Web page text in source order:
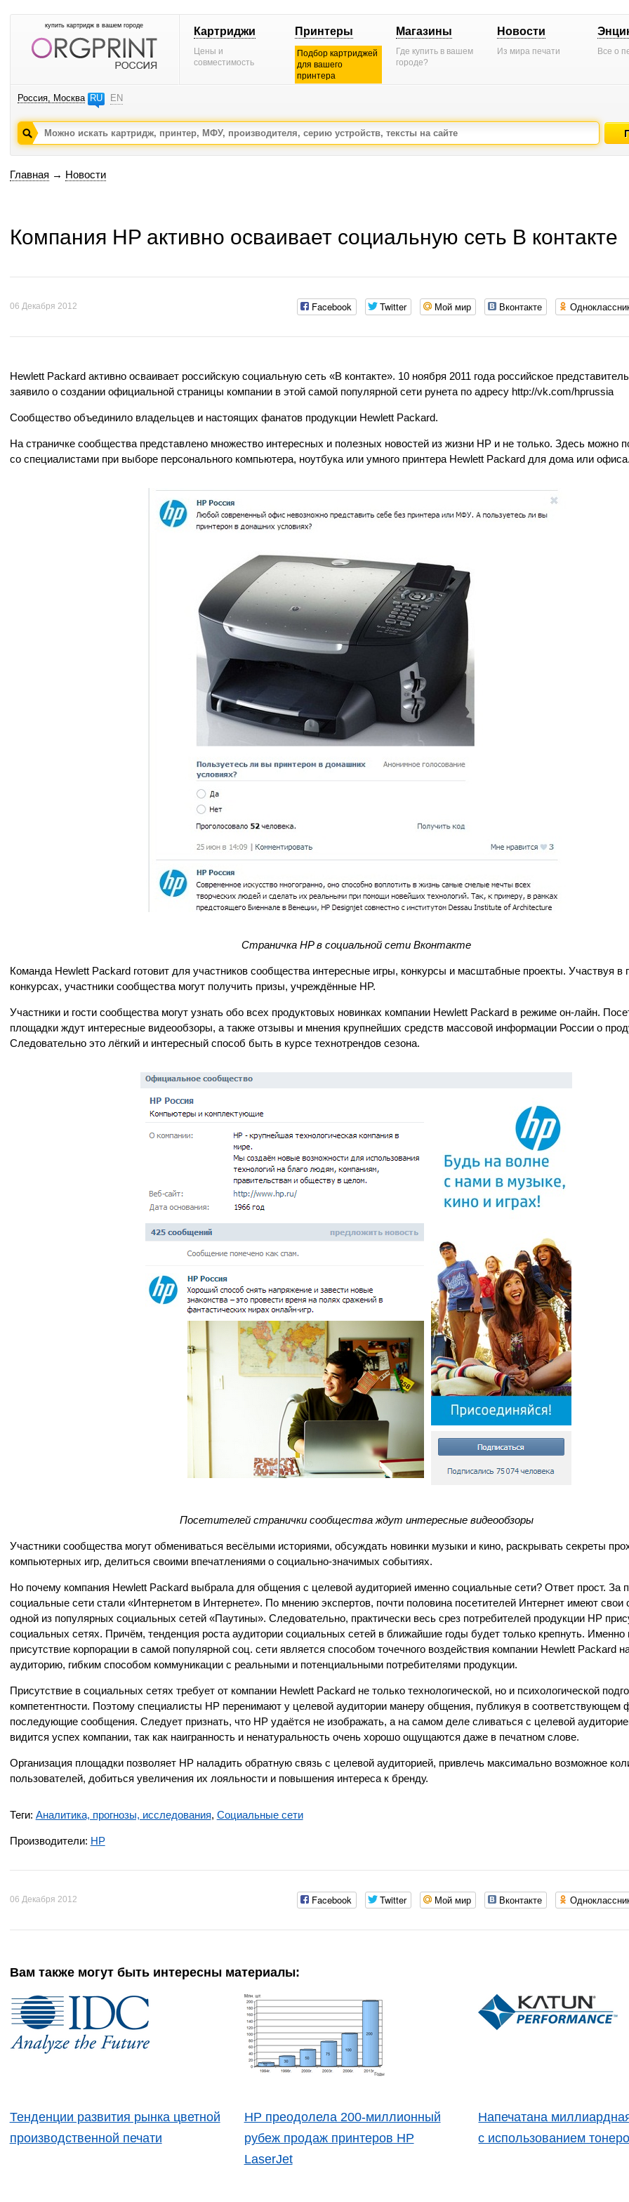
купить картридж в вашем городе Картриджи
Цены и
совместимость
Принтеры
Подбор картриджей
для вашего
принтера
Магазины
Где купить в вашем
городе?
Новости
Из мира печати Все о
Россия, Москва RU EN
Главная → Новости
Компания HP активно осваивает социальную сеть В контакте
06 Декабря 2012 Facebook Twitter Мой мир Вконтакте
Hewlett Packard активно осваивает российскую социальную сеть «В контакте». 10 ноября 2011 года российское
заявило о создании официальной страницы компании в этой самой популярной сети рунета по адресу http://vk.com/hprussia
Сообщество объединило владельцев и настоящих фанатов продукции Hewlett Packard.
На страничке сообщества представлено множество интересных и полезных новостей из жизни HP и не только. Здесь можно
со специалистами при выборе персонального компьютера, ноутбука или умного принтера Hewlett Packard для дома или офиса.
Страничка HP в социальной сети Вконтакте
Команда Hewlett Packard готовит для участников сообщества интересные игры, конкурсы и масштабные проекты. Участвуя в
конкурсах, участники сообщества могут получить призы, учреждённые HP.
Участники и гости сообщества могут узнать обо всех продуктовых новинках компании Hewlett Packard в режиме он-лайн.
площадки ждут интересные видеообзоры, а также отзывы и мнения крупнейших средств массовой информации России о
Следовательно это лёгкий и интересный способ быть в курсе технотрендов сезона.
Посетителей странички сообщества ждут интересные видеообзоры
Участники сообщества могут обмениваться весёлыми историями, обсуждать новинки музыки и кино, раскрывать секреты
компьютерных игр, делиться своими впечатлениями о социально-значимых событиях.
Но почему компания Hewlett Packard выбрала для общения с целевой аудиторией именно социальные сети? Ответ прост. За
социальные сети стали «Интернетом в Интернете». По мнению экспертов, почти половина посетителей Интернет имеют свои
одной из популярных социальных сетей «Паутины». Следовательно, практически весь срез потребителей продукции HP
социальных сетях. Причём, тенденция роста аудитории социальных сетей в ближайшие годы будет только крепнуть. Именно
присутствие корпорации в самой популярной соц. сети является способом точечного воздействия компании Hewlett Packard
аудиторию, гибким способом коммуникации с реальными и потенциальными потребителями продукции.
Присутствие в социальных сетях требует от компании Hewlett Packard не только технологической, но и психологической
компетентности. Поэтому специалисты HP перенимают у целевой аудитории манеру общения, публикуя в соответствующем
последующие сообщения. Следует признать, что HP удаётся не изображать, а на самом деле сливаться с целевой
видится успех компании, так как наигранность и ненатуральность очень хорошо ощущаются даже в печатном слове.
Организация площадки позволяет HP наладить обратную связь с целевой аудиторией, привлечь максимально возможное
пользователей, добиться увеличения их лояльности и повышения интереса к бренду.
Теги: Аналитика, прогнозы, исследования, Социальные сети
Производители: HP
06 Декабря 2012 Facebook Twitter Мой мир Вконтакте
Вам также могут быть интересны материалы:
Тенденции развития рынка цветной
производственной печати
HP преодолела 200-миллионный
рубеж продаж принтеров HP
LaserJet
Напечатана
с использованием